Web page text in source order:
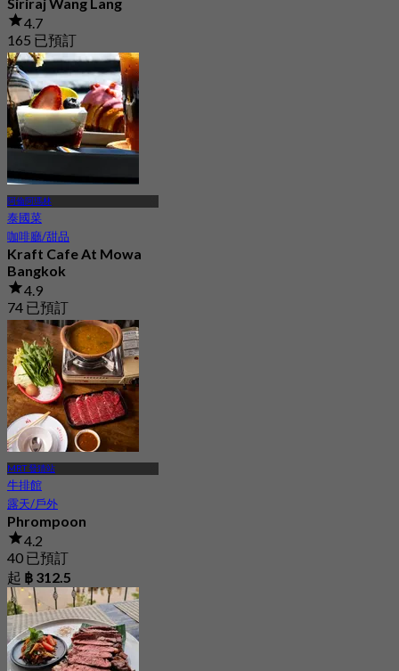
4.7
165 已預訂
起฿ 324.75
阿倫阿瑪林
泰國菜
咖啡廳/甜品
Kraft Cafe At Mowa
Bangkok
4.9
74 已預訂
฿ 550
MRT 發猜站
牛排館
露天/戶外
Phrompoon
4.2
40 已預訂
起 ฿ 312.5